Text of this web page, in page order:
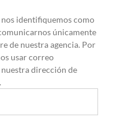
nos identifiquemos como
únicamente
de nuestra agencia. Por
usar correo
dirección de